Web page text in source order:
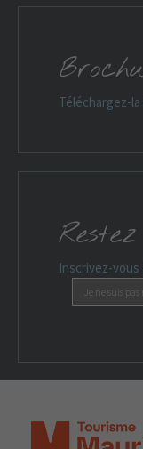
Téléchargez-
Inscrivez-
Je ne suis